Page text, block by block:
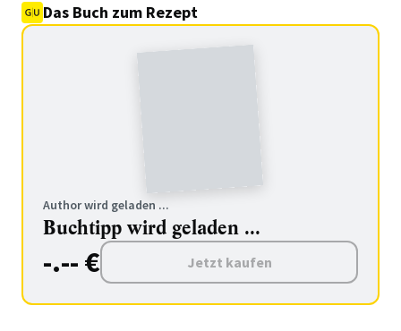
Das Buch zum Rezept
Author wird geladen ...
Buchtipp wird geladen ...
-.-- € Jetzt kaufen